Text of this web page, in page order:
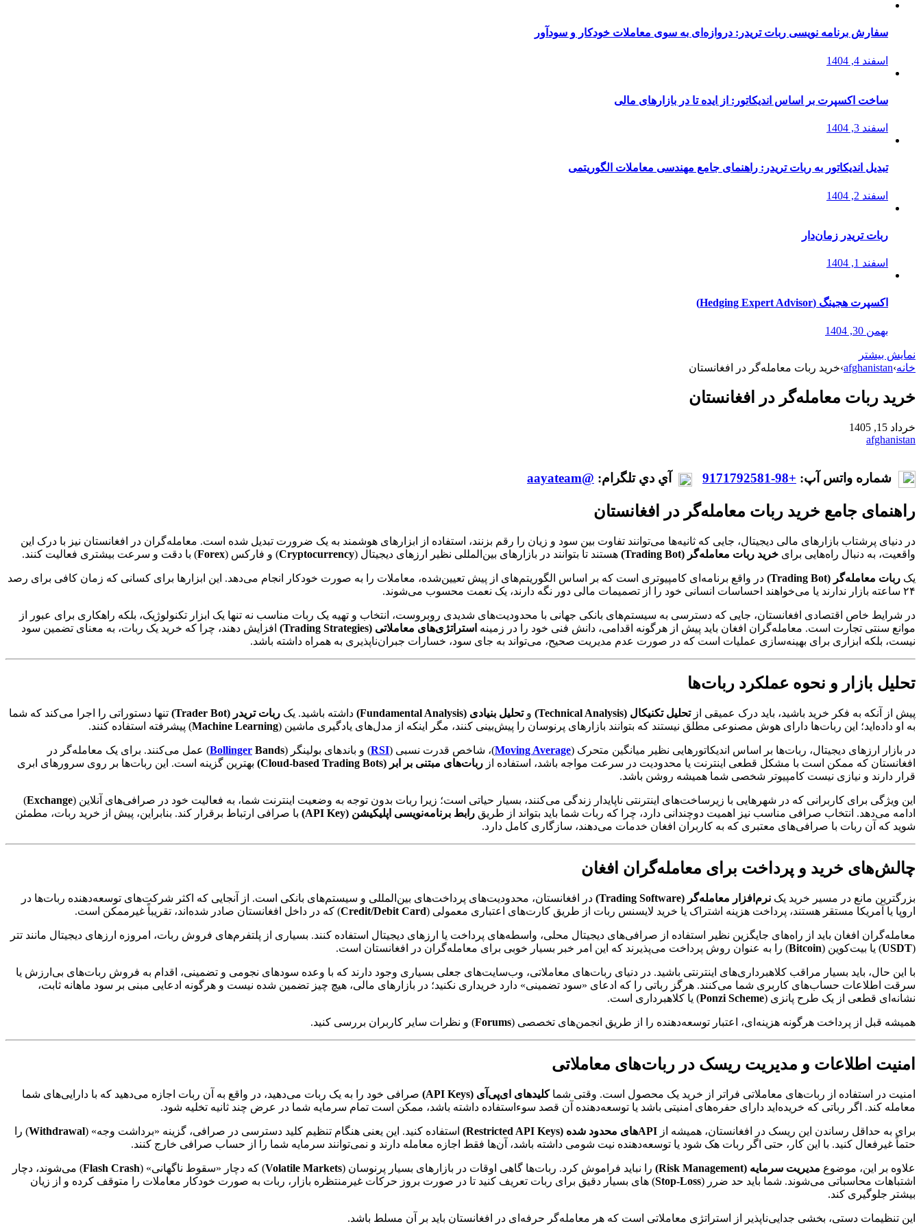
سفارش برنامه نویسی ربات تریدر: دروازه‌ای به سوی معاملات خودکار و سودآور
اسفند 4, 1404
ساخت اکسپرت بر اساس اندیکاتور: از ایده تا در بازارهای مالی
اسفند 3, 1404
تبدیل اندیکاتور به ربات تریدر: راهنمای جامع مهندسی معاملات الگوریتمی
اسفند 2, 1404
ربات تریدر زمان‌دار
اسفند 1, 1404
اکسپرت هجینگ (Hedging Expert Advisor)
بهمن 30, 1404
نمایش بیشتر
خانه›
afghanistan
›خرید ربات معامله‌گر در افغانستان
خرید ربات معامله‌گر در افغانستان
خرداد 15, 1405
afghanistan
شماره واتس آپ: +98-9171792581 آي دي تلگرام: @aayateam
راهنمای جامع خرید ربات معامله‌گر در افغانستان
در دنیای پرشتاب بازارهای مالی دیجیتال، جایی که ثانیه‌ها می‌توانند تفاوت بین سود و زیان را رقم بزنند، استفاده از ابزارهای هوشمند به یک ضرورت تبدیل شده است. معامله‌گران در افغانستان نیز با درک این
واقعیت، به دنبال راه‌هایی برای خرید ربات معامله‌گر (Trading Bot) هستند تا بتوانند در بازارهای بین‌المللی نظیر ارزهای دیجیتال (Cryptocurrency) و فارکس (Forex) با دقت و سرعت بیشتری فعالیت کنند.
یک ربات معامله‌گر (Trading Bot)
در واقع برنامه‌ای کامپیوتری است که بر اساس الگوریتم‌های از پیش تعیین‌شده، معاملات را به صورت خودکار انجام می‌دهد. این ابزارها برای کسانی که زمان کافی برای رصد
۲۴ ساعته بازار ندارند یا می‌خواهند احساسات انسانی خود را از تصمیمات مالی دور نگه دارند، یک نعمت محسوب می‌شوند.
در شرایط خاص اقتصادی افغانستان، جایی که دسترسی به سیستم‌های بانکی جهانی با محدودیت‌های شدیدی روبروست، انتخاب و تهیه یک ربات مناسب نه تنها یک ابزار تکنولوژیک، بلکه راهکاری برای عبور از
موانع سنتی تجارت است. معامله‌گران افغان باید پیش از هرگونه اقدامی، دانش فنی خود را در زمینه استراتژی‌های معاملاتی (Trading Strategies)
افزایش دهند، چرا که خرید یک ربات، به معنای تضمین سود
نیست، بلکه ابزاری برای بهینه‌سازی عملیات است که در صورت عدم مدیریت صحیح، می‌تواند به جای سود، خسارات جبران‌ناپذیری به همراه داشته باشد.
تحلیل بازار و نحوه عملکرد ربات‌ها
پیش از آنکه به فکر خرید باشید، باید درک عمیقی ازتحلیل تکنیکال (Technical Analysis) وتحلیل بنیادی (Fundamental Analysis) داشته باشید. یک ربات تریدر (Trader Bot)
تنها دستوراتی را اجرا می‌کند که شما
به او داده‌اید؛ این ربات‌ها دارای هوش مصنوعی مطلق نیستند که بتوانند بازارهای پرنوسان را پیش‌بینی کنند، مگر اینکه از مدل‌های یادگیری ماشین (Machine Learning) پیشرفته استفاده کنند.
در بازار ارزهای دیجیتال، ربات‌ها بر اساس اندیکاتورهایی نظیر میانگین متحرک (Moving Average)، شاخص قدرت نسبی (RSI) و باندهای بولینگر ( Bollinger Bands
) عمل می‌کنند. برای یک معامله‌گر در
افغانستان که ممکن است با مشکل قطعی اینترنت یا محدودیت در سرعت مواجه باشد، استفاده از ربات‌های مبتنی بر ابر (Cloud-based Trading Bots)
بهترین گزینه است. این ربات‌ها بر روی سرورهای ابری
قرار دارند و نیازی نیست کامپیوتر شخصی شما همیشه روشن باشد.
این ویژگی برای کاربرانی که در شهرهایی با زیرساخت‌های اینترنتی ناپایدار زندگی می‌کنند، بسیار حیاتی است؛ زیرا ربات بدون توجه به وضعیت اینترنت شما، به فعالیت خود در صرافی‌های آنلاین (Exchange
)
ادامه می‌دهد. انتخاب صرافی مناسب نیز اهمیت دوچندانی دارد، چرا که ربات شما باید بتواند از طریق رابط برنامه‌نویسی اپلیکیشن (API Key)
با صرافی ارتباط برقرار کند. بنابراین، پیش از خرید ربات، مطمئن
شوید که آن ربات با صرافی‌های معتبری که به کاربران افغان خدمات می‌دهند، سازگاری کامل دارد.
چالش‌های خرید و پرداخت برای معامله‌گران افغان
بزرگترین مانع در مسیر خرید یک نرم‌افزار معامله‌گر (Trading Software)
در افغانستان، محدودیت‌های پرداخت‌های بین‌المللی و سیستم‌های بانکی است. از آنجایی که اکثر شرکت‌های توسعه‌دهنده ربات‌ها در
اروپا یا آمریکا مستقر هستند، پرداخت هزینه اشتراک یا خرید لایسنس ربات از طریق کارت‌های اعتباری معمولی (Credit/Debit Card) که در داخل افغانستان صادر شده‌اند، تقریباً غیرممکن است.
معامله‌گران افغان باید از راه‌های جایگزین نظیر استفاده از صرافی‌های دیجیتال محلی، واسطه‌های پرداخت یا ارزهای دیجیتال استفاده کنند. بسیاری از پلتفرم‌های فروش ربات، امروزه ارزهای دیجیتال مانند تتر
(
USDT) یا بیت‌کوین (Bitcoin) را به عنوان روش پرداخت می‌پذیرند که این امر خبر بسیار خوبی برای معامله‌گران در افغانستان است.
با این حال، باید بسیار مراقب کلاهبرداری‌های اینترنتی باشید. در دنیای ربات‌های معاملاتی، وب‌سایت‌های جعلی بسیاری وجود دارند که با وعده سودهای نجومی و تضمینی، اقدام به فروش ربات‌های بی‌ارزش یا
سرقت اطلاعات حساب‌های کاربری شما می‌کنند. هرگز رباتی را که ادعای «سود تضمینی» دارد خریداری نکنید؛ در بازارهای مالی، هیچ چیز تضمین شده نیست و هرگونه ادعایی مبنی بر سود ماهانه ثابت،
نشانه‌ای قطعی از یک طرح پانزی (Ponzi Scheme) یا کلاهبرداری است.
همیشه قبل از پرداخت هرگونه هزینه‌ای، اعتبار توسعه‌دهنده را از طریق انجمن‌های تخصصی (Forums) و نظرات سایر کاربران بررسی کنید.
امنیت اطلاعات و مدیریت ریسک در ربات‌های معاملاتی
امنیت در استفاده از ربات‌های معاملاتی فراتر از خرید یک محصول است. وقتی شماکلیدهای ای‌پی‌آی (API Keys)
صرافی خود را به یک ربات می‌دهید، در واقع به آن ربات اجازه می‌دهید که با دارایی‌های شما
معامله کند. اگر رباتی که خریده‌اید دارای حفره‌های امنیتی باشد یا توسعه‌دهنده آن قصد سوءاستفاده داشته باشد، ممکن است تمام سرمایه شما در عرض چند ثانیه تخلیه شود.
برای به حداقل رساندن این ریسک در افغانستان، همیشه از API‌های محدود شده (Restricted API Keys) استفاده کنید. این یعنی هنگام تنظیم کلید دسترسی در صرافی، گزینه «برداشت وجه» (Withdrawal) را
حتماً غیرفعال کنید. با این کار، حتی اگر ربات هک شود یا توسعه‌دهنده نیت شومی داشته باشد، آن‌ها فقط اجازه معامله دارند و نمی‌توانند سرمایه شما را از حساب صرافی خارج کنند.
علاوه بر این، موضوع مدیریت سرمایه (Risk Management) را نباید فراموش کرد. ربات‌ها گاهی اوقات در بازارهای بسیار پرنوسان (Volatile Markets) که دچار «سقوط ناگهانی» (Flash Crash) می‌شوند، دچار
اشتباهات محاسباتی می‌شوند. شما باید حد ضرر (Stop-Loss) های بسیار دقیق برای ربات تعریف کنید تا در صورت بروز حرکات غیرمنتظره بازار، ربات به صورت خودکار معاملات را متوقف کرده و از زیان
بیشتر جلوگیری کند.
این تنظیمات دستی، بخشی جدایی‌ناپذیر از استراتژی معاملاتی است که هر معامله‌گر حرفه‌ای در افغانستان باید بر آن مسلط باشد.